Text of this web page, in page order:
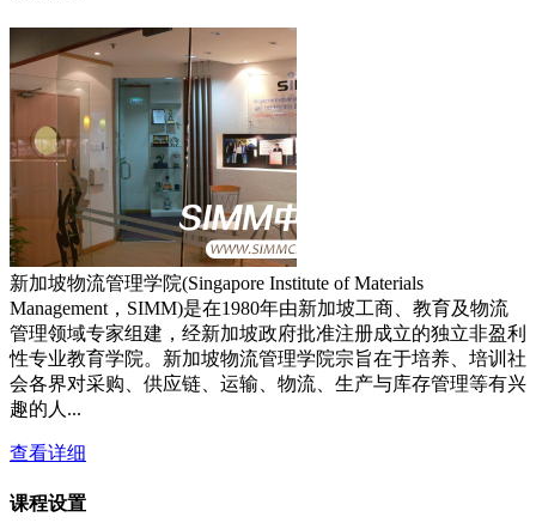
新加坡物流管理学院(Singapore Institute of Materials
Management，SIMM)是在1980年由新加坡工商、教育及物流
管理领域专家组建，经新加坡政府批准注册成立的独立非盈利
性专业教育学院。新加坡物流管理学院宗旨在于培养、培训社
会各界对采购、供应链、运输、物流、生产与库存管理等有兴
趣的人...
查看详细
课程设置